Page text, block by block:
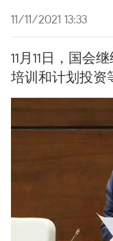
11/11/2021 13:33
11月11日，国会
培训和计划投资